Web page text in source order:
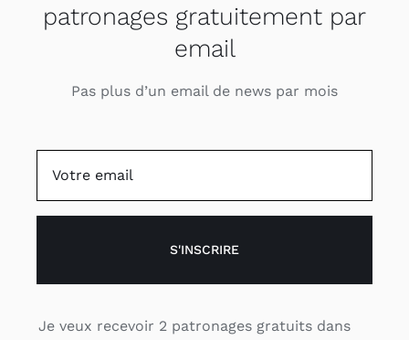
patronages gratuitement par
email
Pas plus d’un email de news par mois
S'INSCRIRE
Je veux recevoir 2 patronages gratuits dans